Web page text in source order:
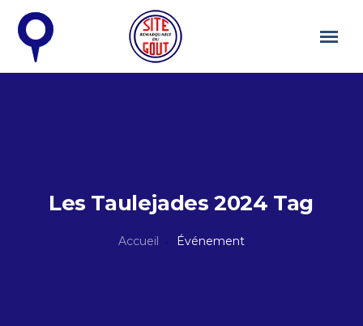
Les Taulejades 2024 Tag
Accueil Événement